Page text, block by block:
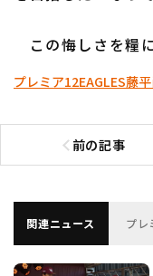
この悔しさを糧
プレミア12EAGLES藤
前の記事
前の記事へ
関連ニュース プレ